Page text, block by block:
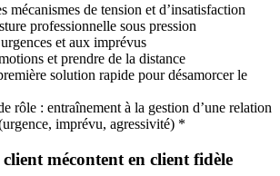
mécanismes de tension et d’insatisfaction
professionnelle sous pression
et aux imprévus
et prendre de la distance
solution rapide pour désamorcer le
rôle : entraînement à la gestion d’une relation
imprévu, agressivité) *
mécontent en client fidèle